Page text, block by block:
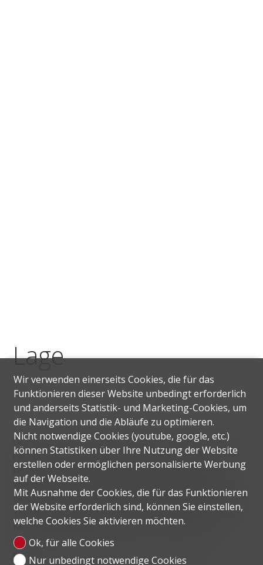
Lage
Der Wohnkomplex Safa One ist nur 15 Gehminuten
(über zwei Brücken) vom Dubai-Kanal entfernt. Die
Bewohner der Immobilie haben Zugang zu drei
wichtigen Autobahnen in der Metropole, eine davon
ist die Sheikh Zayed Road, so dass sie schnell in jeden
Teil der Stadt gelangen können. Die Entfernung zur
Küste beträgt etwa 10 Minuten mit dem Auto. Der
internationale Flughafen ist etwa 15 Minuten
entfernt.
Wir verwenden einerseits Cookies, die für das
Funktionieren dieser Website unbedingt erforderlich
und anderseits Statistik- und Marketing-Cookies, um
die Navigation und die Abläufe zu optimieren.
Nicht notwendige Cookies (youtube, google, etc.)
können Statistiken über Ihre Nutzung der Website
erstellen oder ermöglichen personalisierte Werbung
auf der Webseite.
Mit Ausnahme der Cookies, die für das Funktionieren
der Website erforderlich sind, können Sie einstellen,
welche Cookies Sie aktivieren möchten.
Ok, für alle Cookies
Nur unbedingt notwendige Cookies